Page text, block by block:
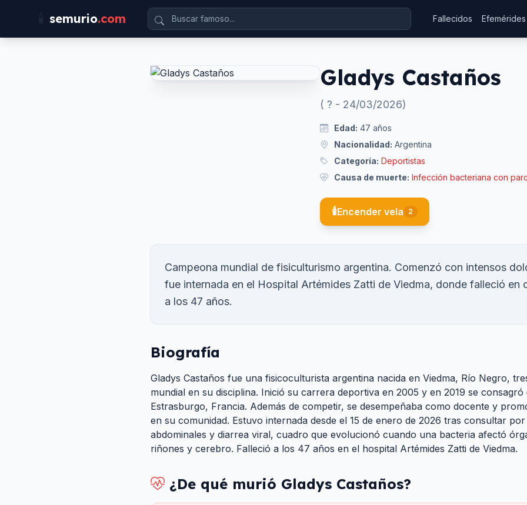
semurio.com Fallecidos Efemérides
Gladys Castaños
( ? - 24/03/2026)
Edad: 47 años
Nacionalidad: Argentina
Categoría: Deportistas
Causa de muerte: Infección bacteriana con
🕯️Encender vela 2
Campeona mundial de fisiculturismo argentina. Comenzó con intensos
fue internada en el Hospital Artémides Zatti de Viedma, donde falleció en
a los 47 años.
Biografía
Gladys Castaños fue una fisicoculturista argentina nacida en Viedma, Río Negro,
mundial en su disciplina. Inició su carrera deportiva en 2005 y en 2019 se
Estrasburgo, Francia. Además de competir, se desempeñaba como docente y
en su comunidad. Estuvo internada desde el 15 de enero de 2026 tras consultar
abdominales y diarrea viral, cuadro que evolucionó cuando una bacteria afectó
riñones y cerebro. Falleció a los 47 años en el hospital Artémides Zatti de Viedma.
¿De qué murió Gladys Castaños?